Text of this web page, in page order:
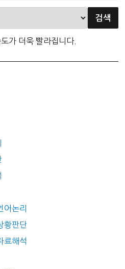
가 더욱 빨라집니다.
어논리
황판단
료해석